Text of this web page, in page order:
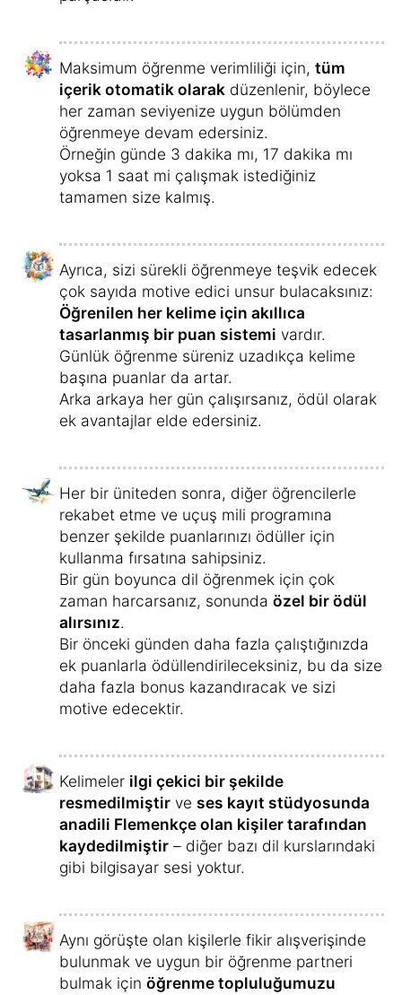
Bir önceki günden daha fazla çalıştığınızda
motive edecektir.
Kelimelerilgi çekici bir şekilde
resmedilmiştir veses kayıt stüdyosunda
anadili Flemenkçe olan kişiler tarafından
– diğer bazı dil kurslarındaki
Aynı görüşte olan kişilerle fikir alışverişinde
bulunmak ve uygun bir öğrenme partneri
bulmak içinöğrenme topluluğumuzu
kullanın.
akıllı telefon veya tablet gibi istediğiniz
cihazda,istediğiniz zaman
kullanabilirsiniz .
Ve aktif olarak öğrendikten sonra, 'Yeni ve
bugün bilinmeyen kelimeler için sesli
alıştırmalara başlayabilirsiniz.
Kelimeleri Türkçe ve Flemenkçe olarak
dinleyecek ve tekrar edeceksiniz.
Bu, kelimeleri pekiştirmenize yardımcı
olacaktır.
şekilde konuşmanızı sağlayacaktır.
Tüm kelimeleri anlayacak vebir daha asla
unutmayacaksınız.
Cümle kurmanız kolaylaşırken, Flemenkçe
konuşmaktan keyif alacaksınız.
öğrenmeye başlayın »